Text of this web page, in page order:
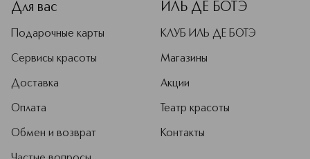
Для вас
Подарочные карты
Сервисы красоты
Доставка
Оплата
Обмен и возврат
ИЛЬ ДЕ БОТЭ
КЛУБ ИЛЬ ДЕ БОТЭ
Магазины
Акции
Театр красоты
Контакты